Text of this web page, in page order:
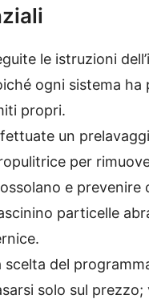
le istruzioni
ogni sistema ha
propri.
un
per
e prevenire
particelle
scelta del
solo sul prezzo;